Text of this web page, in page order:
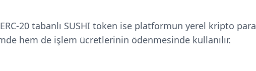
20 tabanlı SUSHI token ise platformun yerel kripto para
hem de işlem ücretlerinin ödenmesinde kullanılır.